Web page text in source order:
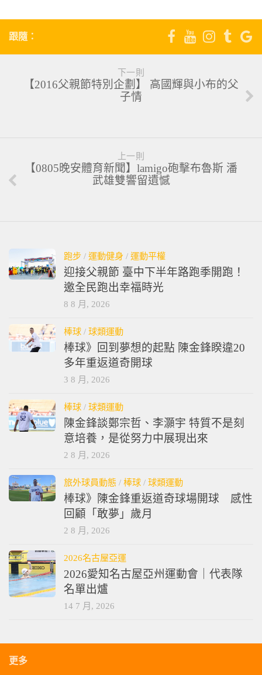
跟隨：
下一則
【2016父親節特別企劃】 高國輝與小布的父
子情
上一則
【0805晚安體育新聞】lamigo砲擊布魯斯 潘
武雄雙響留遺憾
跑步 / 運動健身 / 運動平權
迎接父親節 臺中下半年路跑季開跑！
邀全民跑出幸福時光
8 8 月, 2026
棒球 / 球類運動
棒球》回到夢想的起點 陳金鋒睽違20
多年重返道奇開球
3 8 月, 2026
棒球 / 球類運動
陳金鋒談鄭宗哲、李灝宇 特質不是刻
意培養，是從努力中展現出來
2 8 月, 2026
旅外球員動態 / 棒球 / 球類運動
棒球》陳金鋒重返道奇球場開球 感性
回顧「敢夢」歲月
2 8 月, 2026
2026名古屋亞運
2026愛知名古屋亞州運動會｜代表隊
名單出爐
14 7 月, 2026
更多